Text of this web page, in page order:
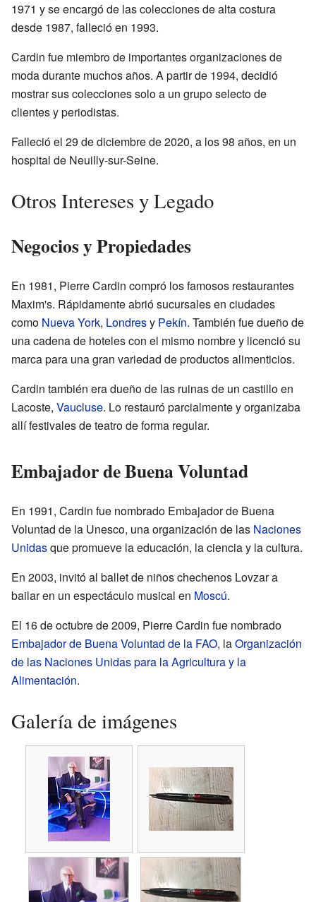
1971 y se encargó de las colecciones de alta costura
desde 1987, falleció en 1993.
Cardin fue miembro de importantes organizaciones de
moda durante muchos años. A partir de 1994, decidió
mostrar sus colecciones solo a un grupo selecto de
clientes y periodistas.
Falleció el 29 de diciembre de 2020, a los 98 años, en un
hospital de Neuilly-sur-Seine.
Otros Intereses y Legado
Negocios y Propiedades
En 1981, Pierre Cardin compró los famosos restaurantes
Maxim's. Rápidamente abrió sucursales en ciudades
como Nueva York, Londresy Pekín. También fue dueño de
una cadena de hoteles con el mismo nombre y licenció su
marca para una gran variedad de productos alimenticios.
Cardin también era dueño de las ruinas de un castillo en
Lacoste, Vaucluse. Lo restauró parcialmente y organizaba
allí festivales de teatro de forma regular.
Embajador de Buena Voluntad
En 1991, Cardin fue nombrado Embajador de Buena
Voluntad de la Unesco, una organización de las Naciones
Unidasque promueve la educación, la ciencia y la cultura.
En 2003, invitó al ballet de niños chechenos Lovzar a
bailar en un espectáculo musical en Moscú.
El 16 de octubre de 2009, Pierre Cardin fue nombrado
Embajador de Buena Voluntad de la FAO, laOrganización
de las Naciones Unidas para la Agricultura y la
Alimentación.
Galería de imágenes